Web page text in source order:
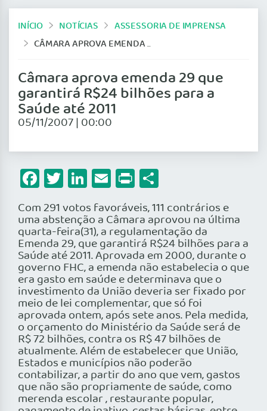
INÍCIO NOTÍCIAS
ASSESSORIA DE IMPRENSA
CÂMARA APROVA EMENDA 29 QUE GARANTIRÁ R$24 BILHÕES PARA A SAÚDE ATÉ 2011
Câmara aprova emenda 29 que
garantirá R$24 bilhões para a
Saúde até 2011
05/11/2007 | 00:00
Facebook
Twitter
LinkedIn
Email
Print
Com 291 votos favoráveis, 111 contrários e
uma abstenção a Câmara aprovou na última
quarta-feira(31), a regulamentação da
Emenda 29, que garantirá R$24 bilhões para a
Saúde até 2011. Aprovada em 2000, durante o
governo FHC, a emenda não estabelecia o que
era gasto em saúde e determinava que o
investimento da União deveria ser fixado por
meio de lei complementar, que só foi
aprovada ontem, após sete anos. Pela medida,
o orçamento do Ministério da Saúde será de
R$ 72 bilhões, contra os R$ 47 bilhões de
atualmente. Além de estabelecer que União,
Estados e municípios não poderão
contabilizar, a partir do ano que vem, gastos
que não são propriamente de saúde, como
merenda escolar , restaurante popular,